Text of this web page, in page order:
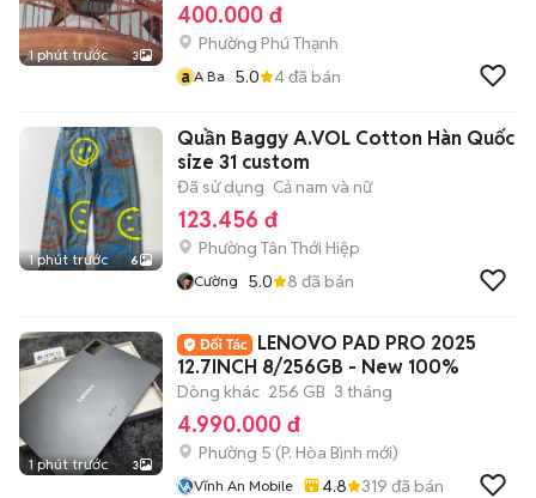
1 phút trước 3
400.000 đ
Phường Phú Thạnh
a A Ba 5.0 4đã bán
1 phút trước 6
Quần Baggy A.VOL Cotton Hàn Quốc
size 31 custom
Đã sử dụng Cả nam và nữ
123.456 đ
Phường Tân Thới Hiệp
Cường 5.0 8 đã bán
1 phút trước 3
LENOVO PAD PRO 2025
12.7INCH 8/256GB - New 100%
Dòng khác 256 GB 3 tháng
4.990.000 đ
Phường 5 (P. Hòa Bình mới)
Vĩnh An Mobile 4.8 319 đã bán